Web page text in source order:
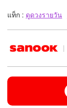
แท็ก : ดูดวงรายวัน